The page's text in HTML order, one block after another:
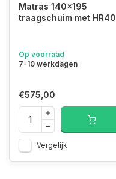
Matras 140x195
traagschuim met HR40
Op voorraad
7-10 werkdagen
€575,00
Vergelijk